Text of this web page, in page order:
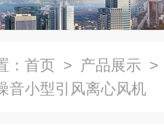
： 首页 > 产品展示
音小型引风离心风机